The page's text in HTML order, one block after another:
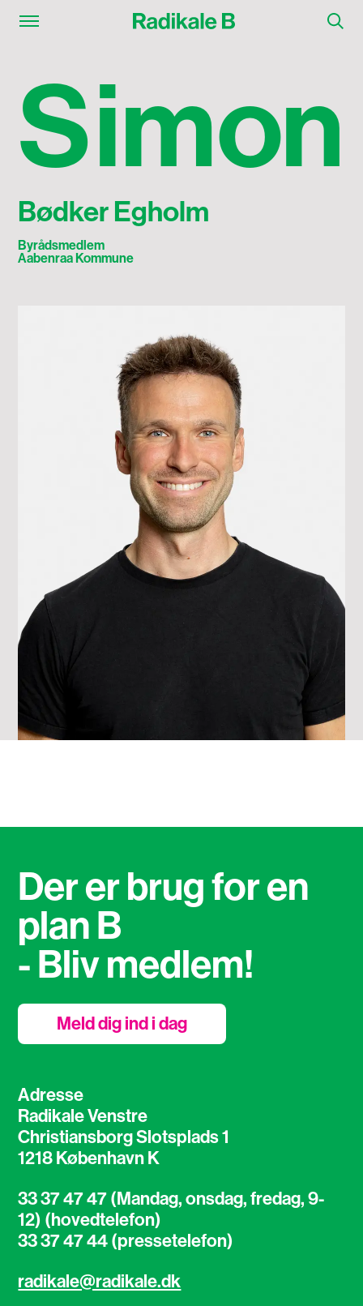
Simon
Bødker Egholm
Byrådsmedlem
Aabenraa Kommune
Adresse
Radikale Venstre
Christiansborg Slotsplads 1
1218 København K
33 37 47 47 (Mandag, onsdag, fredag, 9-
12) (hovedtelefon)
33 37 47 44 (pressetelefon)
radikale@radikale.dk
Der er brug for en
plan B
- Bliv medlem!
Meld dig ind i dag